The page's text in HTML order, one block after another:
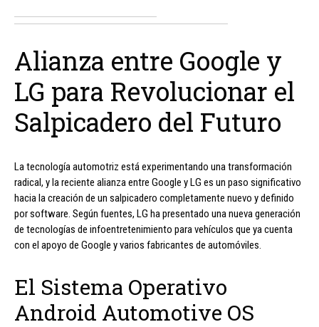
Alianza entre Google y
LG para Revolucionar el
Salpicadero del Futuro
La tecnología automotriz está experimentando una transformación
radical, y la reciente alianza entre Google y LG es un paso significativo
hacia la creación de un salpicadero completamente nuevo y definido
por software. Según fuentes, LG ha presentado una nueva generación
de tecnologías de infoentretenimiento para vehículos que ya cuenta
con el apoyo de Google y varios fabricantes de automóviles.
El Sistema Operativo
Android Automotive OS